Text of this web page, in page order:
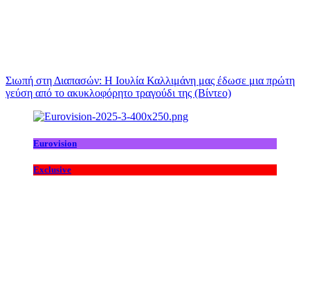
Σιωπή στη Διαπασών: Η Ιουλία Καλλιμάνη μας έδωσε μια πρώτη
γεύση από το ακυκλοφόρητο τραγούδι της (Βίντεο)
Eurovision
Exclusive